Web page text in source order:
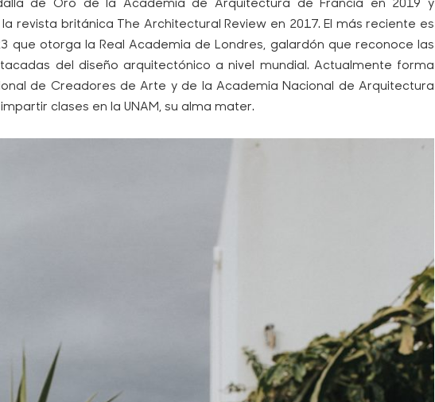
de Oro de la Academia de Arquitectura de Francia en 2019 y
revista británica The Architectural Review en 2017. El más reciente es
que otorga la Real Academia de Londres, galardón que reconoce las
del diseño arquitectónico a nivel mundial. Actualmente forma
de Creadores de Arte y de la Academia Nacional de Arquitectura
clases en la UNAM, su alma mater.